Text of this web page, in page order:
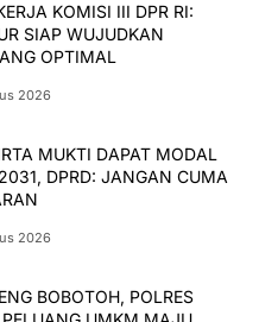
KOMISI III DPR RI:
SIAP WUJUDKAN
OPTIMAL
2026
MUKTI DAPAT MODAL
DPRD: JANGAN CUMA
2026
BOBOTOH, POLRES